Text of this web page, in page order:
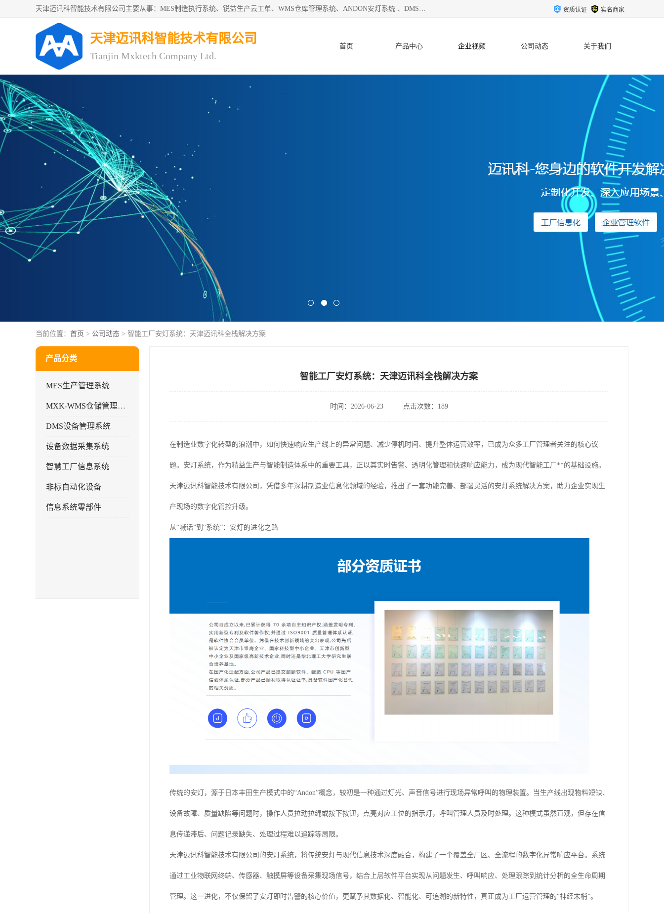
天津迈讯科智能技术有限公司主要从事：MES制造执行系统、锐益生产云工单、WMS仓库管理系统、ANDON安灯系统 、DMS设备管理系统、电气设备健康监测系统、工厂可视化管理、数字化车间；公司是一家专注于企业及制造业信息化、智能化的信息系统集成解决方案提供商的高新技术企业。为企业提供全套的软硬件信息系统集成及安装部署服务。 资质认证 实名商家
天津迈讯科智能技术有限公司
Tianjin Mxktech Company Ltd.
首页 产品中心 企业视频 公司动态 关于我们
当前位置： 首页 > 公司动态 > 智能工厂安灯系统：天津迈讯科全栈解决方案
产品分类
MES生产管理系统
MXK-WMS仓储管理系统
DMS设备管理系统
设备数据采集系统
智慧工厂信息系统
非标自动化设备
信息系统零部件
智能工厂安灯系统：天津迈讯科全栈解决方案
时间：2026-06-23 点击次数：189
在制造业数字化转型的浪潮中，如何快速响应生产线上的异常问题、减少停机时间、提升整体运营效率，已成为众多工厂管理者关注的核心议
题。安灯系统，作为精益生产与智能制造体系中的重要工具，正以其实时告警、透明化管理和快速响应能力，成为现代智能工厂**的基础设施。
天津迈讯科智能技术有限公司，凭借多年深耕制造业信息化领域的经验，推出了一套功能完善、部署灵活的安灯系统解决方案，助力企业实现生
产现场的数字化管控升级。
从“喊话”到“系统”：安灯的进化之路
传统的安灯，源于日本丰田生产模式中的“Andon”概念，较初是一种通过灯光、声音信号进行现场异常呼叫的物理装置。当生产线出现物料短缺、
设备故障、质量缺陷等问题时，操作人员拉动拉绳或按下按钮，点亮对应工位的指示灯，呼叫管理人员及时处理。这种模式虽然直观，但存在信
息传递滞后、问题记录缺失、处理过程难以追踪等局限。
天津迈讯科智能技术有限公司的安灯系统，将传统安灯与现代信息技术深度融合，构建了一个覆盖全厂区、全流程的数字化异常响应平台。系统
通过工业物联网终端、传感器、触摸屏等设备采集现场信号，结合上层软件平台实现从问题发生、呼叫响应、处理跟踪到统计分析的全生命周期
管理。这一进化，不仅保留了安灯即时告警的核心价值，更赋予其数据化、智能化、可追溯的新特性，真正成为工厂运营管理的“神经末梢”。